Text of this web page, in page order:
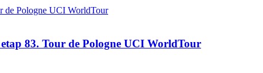
83. Tour de Pologne UCI WorldTour